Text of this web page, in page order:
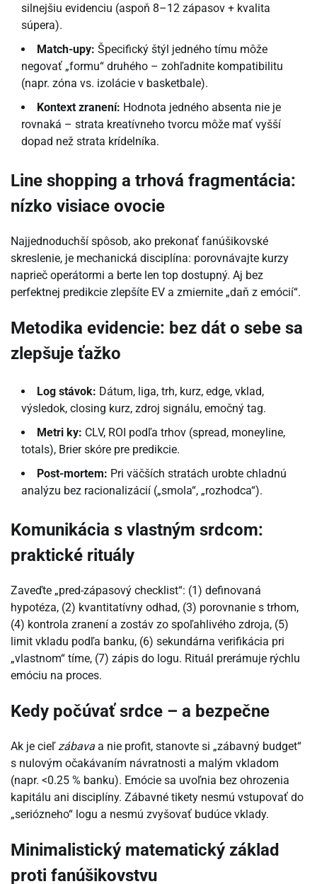
silnejšiu evidenciu (aspoň 8–12 zápasov + kvalita
súpera).
Match-upy: Špecifický štýl jedného tímu môže
negovať „formu“ druhého – zohľadnite kompatibilitu
(napr. zóna vs. izolácie v basketbale).
Kontext zranení: Hodnota jedného absenta nie je
rovnaká – strata kreatívneho tvorcu môže mať vyšší
dopad než strata krídelníka.
Line shopping a trhová fragmentácia:
nízko visiace ovocie
Najjednoduchší spôsob, ako prekonať fanúšikovské
skreslenie, je mechanická disciplína: porovnávajte kurzy
naprieč operátormi a berte len top dostupný. Aj bez
perfektnej predikcie zlepšíte EV a zmiernite „daň z emócií“.
Metodika evidencie: bez dát o sebe sa
zlepšuje ťažko
Log stávok: Dátum, liga, trh, kurz, edge, vklad,
výsledok, closing kurz, zdroj signálu, emočný tag.
Metri ky: CLV, ROI podľa trhov (spread, moneyline,
totals), Brier skóre pre predikcie.
Post-mortem: Pri väčších stratách urobte chladnú
analýzu bez racionalizácií („smola“, „rozhodca“).
Komunikácia s vlastným srdcom:
praktické rituály
Zaveďte „pred-zápasový checklist“: (1) definovaná
hypotéza, (2) kvantitatívny odhad, (3) porovnanie s trhom,
(4) kontrola zranení a zostáv zo spoľahlivého zdroja, (5)
limit vkladu podľa banku, (6) sekundárna verifikácia pri
„vlastnom“ tíme, (7) zápis do logu. Rituál prerámuje rýchlu
emóciu na proces.
Kedy počúvať srdce – a bezpečne
Ak je cieľzábava a nie profit, stanovte si „zábavný budget“
s nulovým očakávaním návratnosti a malým vkladom
(napr. <0.25 % banku). Emócie sa uvoľnia bez ohrozenia
kapitálu ani disciplíny. Zábavné tikety nesmú vstupovať do
„seriózneho“ logu a nesmú zvyšovať budúce vklady.
Minimalistický matematický základ
proti fanúšikovstvu